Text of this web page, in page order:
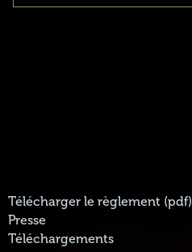
Télécharger le règlement (pdf)
Presse
Téléchargements